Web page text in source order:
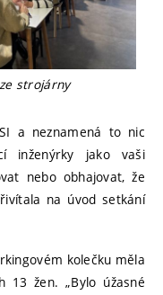
strojárny
a neznamená to nic
inženýrky jako vaši
nebo obhajovat, že
na úvod setkání
kolečku měla
13 žen. „Bylo úžasné